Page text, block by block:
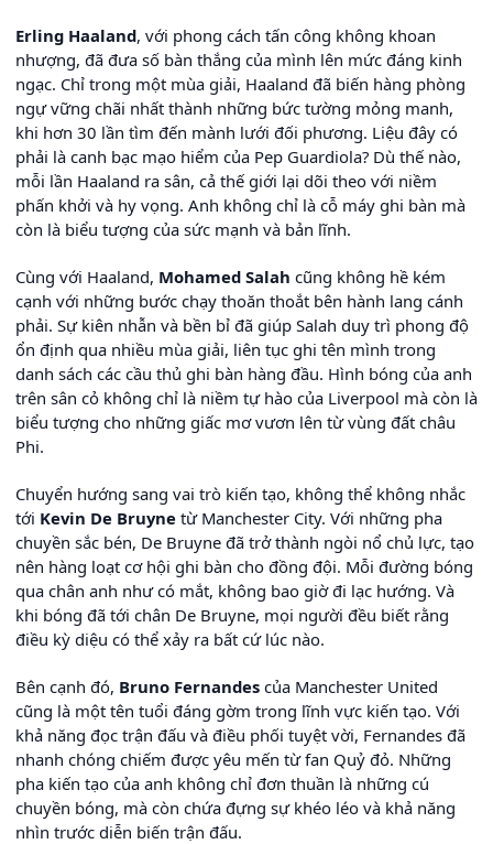
Erling Haaland, với phong cách tấn công không khoan
nhượng, đã đưa số bàn thắng của mình lên mức đáng kinh
ngạc. Chỉ trong một mùa giải, Haaland đã biến hàng phòng
ngự vững chãi nhất thành những bức tường mỏng manh,
khi hơn 30 lần tìm đến mành lưới đối phương. Liệu đây có
phải là canh bạc mạo hiểm của Pep Guardiola? Dù thế nào,
mỗi lần Haaland ra sân, cả thế giới lại dõi theo với niềm
phấn khởi và hy vọng. Anh không chỉ là cỗ máy ghi bàn mà
còn là biểu tượng của sức mạnh và bản lĩnh.
Cùng với Haaland, Mohamed Salah cũng không hề kém
cạnh với những bước chạy thoăn thoắt bên hành lang cánh
phải. Sự kiên nhẫn và bền bỉ đã giúp Salah duy trì phong độ
ổn định qua nhiều mùa giải, liên tục ghi tên mình trong
danh sách các cầu thủ ghi bàn hàng đầu. Hình bóng của anh
trên sân cỏ không chỉ là niềm tự hào của Liverpool mà còn là
biểu tượng cho những giấc mơ vươn lên từ vùng đất châu
Phi.
Chuyển hướng sang vai trò kiến tạo, không thể không nhắc
tới Kevin De Bruyne từ Manchester City. Với những pha
chuyền sắc bén, De Bruyne đã trở thành ngòi nổ chủ lực, tạo
nên hàng loạt cơ hội ghi bàn cho đồng đội. Mỗi đường bóng
qua chân anh như có mắt, không bao giờ đi lạc hướng. Và
khi bóng đã tới chân De Bruyne, mọi người đều biết rằng
điều kỳ diệu có thể xảy ra bất cứ lúc nào.
Bên cạnh đó, Bruno Fernandes của Manchester United
cũng là một tên tuổi đáng gờm trong lĩnh vực kiến tạo. Với
khả năng đọc trận đấu và điều phối tuyệt vời, Fernandes đã
nhanh chóng chiếm được yêu mến từ fan Quỷ đỏ. Những
pha kiến tạo của anh không chỉ đơn thuần là những cú
chuyền bóng, mà còn chứa đựng sự khéo léo và khả năng
nhìn trước diễn biến trận đấu.